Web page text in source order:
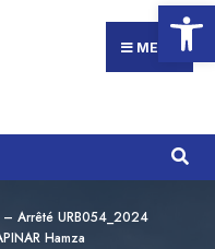
Ouvrir
MENU
Arrêté URB054_2024
Hamza